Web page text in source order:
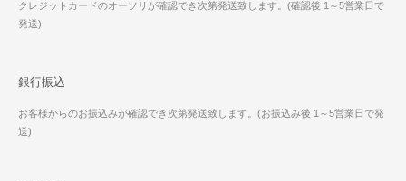
クレジットカードのオーソリが確認でき次第発送致します。(確認後 1～5営業日で
発送)
銀行振込
お客様からのお振込みが確認でき次第発送致します。(お振込み後 1～5営業日で発
送)